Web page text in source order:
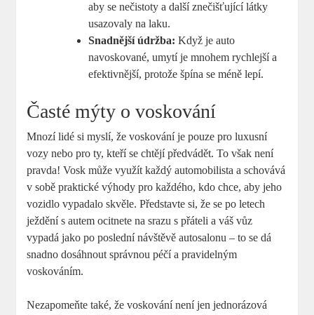
aby se nečistoty a další znečišťující látky
usazovaly na laku.
Snadnější údržba: Když je auto
navoskované, umytí je mnohem rychlejší a
efektivnější, protože špína se méně lepí.
Časté mýty o voskování
Mnozí lidé si myslí, že voskování je pouze pro luxusní
vozy nebo pro ty, kteří se chtějí předvádět. To však není
pravda! Vosk může využít každý automobilista a schovává
v sobě praktické výhody pro každého, kdo chce, aby jeho
vozidlo vypadalo skvěle. Představte si, že se po letech
ježdění s autem ocitnete na srazu s přáteli a váš vůz
vypadá jako po poslední návštěvě autosalonu – to se dá
snadno dosáhnout správnou péčí a pravidelným
voskováním.
Nezapomeňte také, že voskování není jen jednorázová